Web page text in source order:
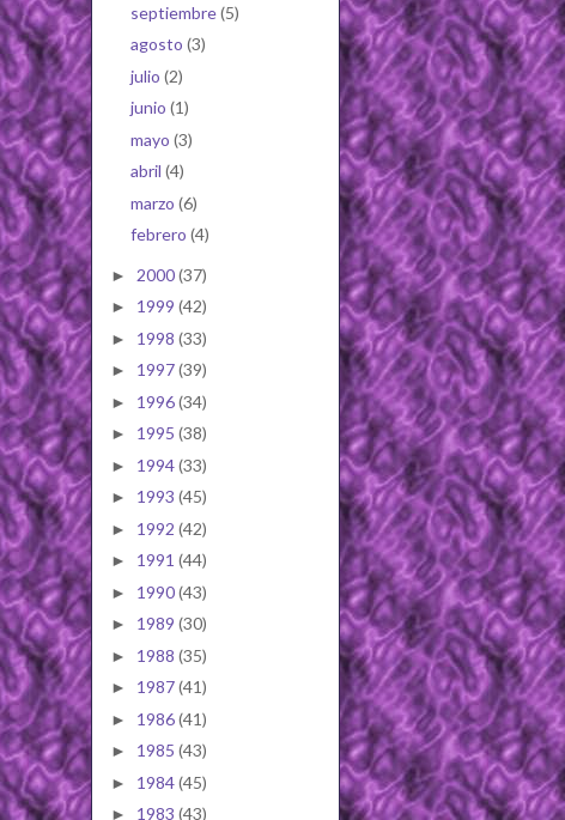
septiembre(5)
agosto (3)
julio (2)
junio (1)
mayo (3)
abril (4)
marzo (6)
febrero (4)
► 2000(37)
► 1999 (42)
► 1998 (33)
► 1997(39)
► 1996(34)
► 1995 (38)
► 1994(33)
► 1993 (45)
► 1992 (42)
► 1991 (44)
► 1990(43)
► 1989 (30)
► 1988 (35)
► 1987(41)
► 1986(41)
► 1985 (43)
► 1984(45)
► 1983 (43)